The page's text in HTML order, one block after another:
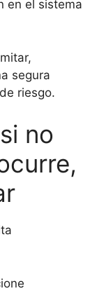
en el sistema
segura
riesgo.
no